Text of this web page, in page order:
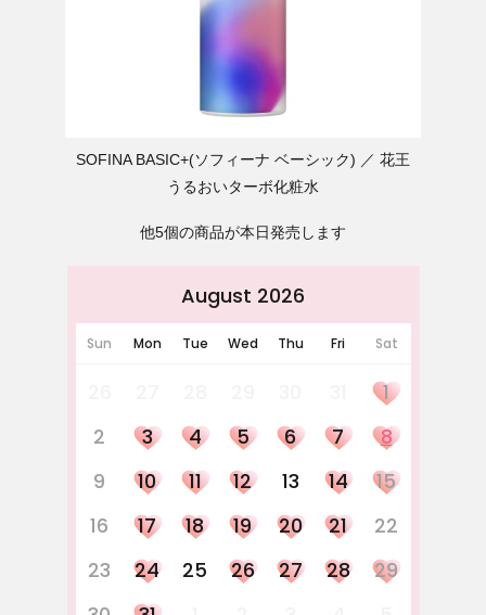
SOFINA BASIC+(ソフィーナ ベーシック)
花王
うるおいターボ化粧水
他5個の商品が本日発売します
August 2026
Sun Mon Tue Wed Thu Fri Sat
1
2
3 4 5 6 7
8
9
10 11 12 13 14
15
16
17 18 19 20 21
22
23
24 25 26 27 28
29